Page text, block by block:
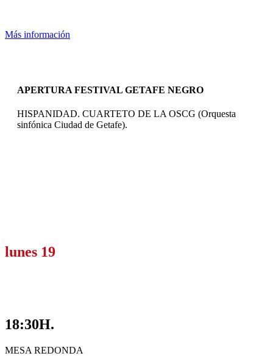
programa 2020
Más información
APERTURA FESTIVAL GETAFE NEGRO
HISPANIDAD. CUARTETO DE LA OSCG (Orquesta
sinfónica Ciudad de Getafe).
lunes 19
18:30H.
MESA REDONDA